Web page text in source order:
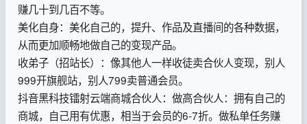
赚几十到几百不等。
美化自身：美化自己的，提升、作品及直播间的各种数据，
从而更加顺畅地做自己的变现产品。
收弟子（招站长）：像其他人一样收徒卖合伙人变现，别人
999开旗舰站，别人799卖普通会员。
抖音黑科技镭射云端商城合伙人：做高合伙人：拥有自己的
商城，自己用有优惠，相当于会员的6-7折。做私单任务赚